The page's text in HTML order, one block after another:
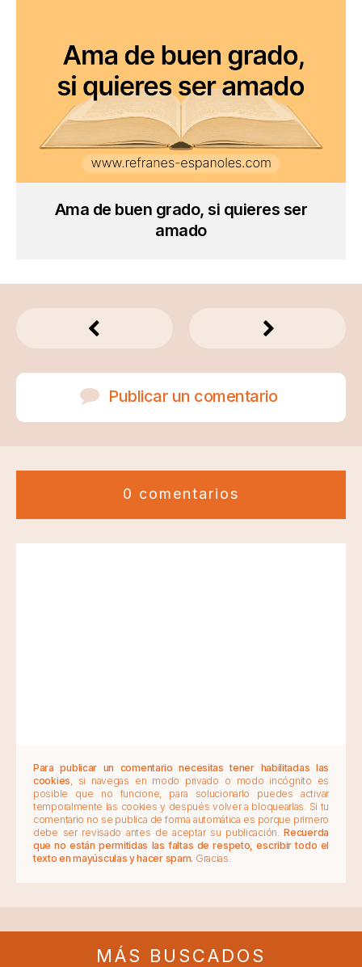
Ama de buen grado, si quieres ser
amado
Publicar un comentario
0 comentarios
Para publicar un comentario necesitas tener habilitadas las
cookies , si navegas en modo privado o modo incógnito es
posible que no funcione, para solucionarlo puedes activar
temporalmente las cookies y después volver a bloquearlas. Si tu
comentario no se publica de forma automática es porque primero
debe ser revisado antes de aceptar su publicación.Recuerda
que no están permitidas las faltas de respeto, escribir todo el
texto en mayúsculas y hacer spam. Gracias.
MÁS BUSCADOS